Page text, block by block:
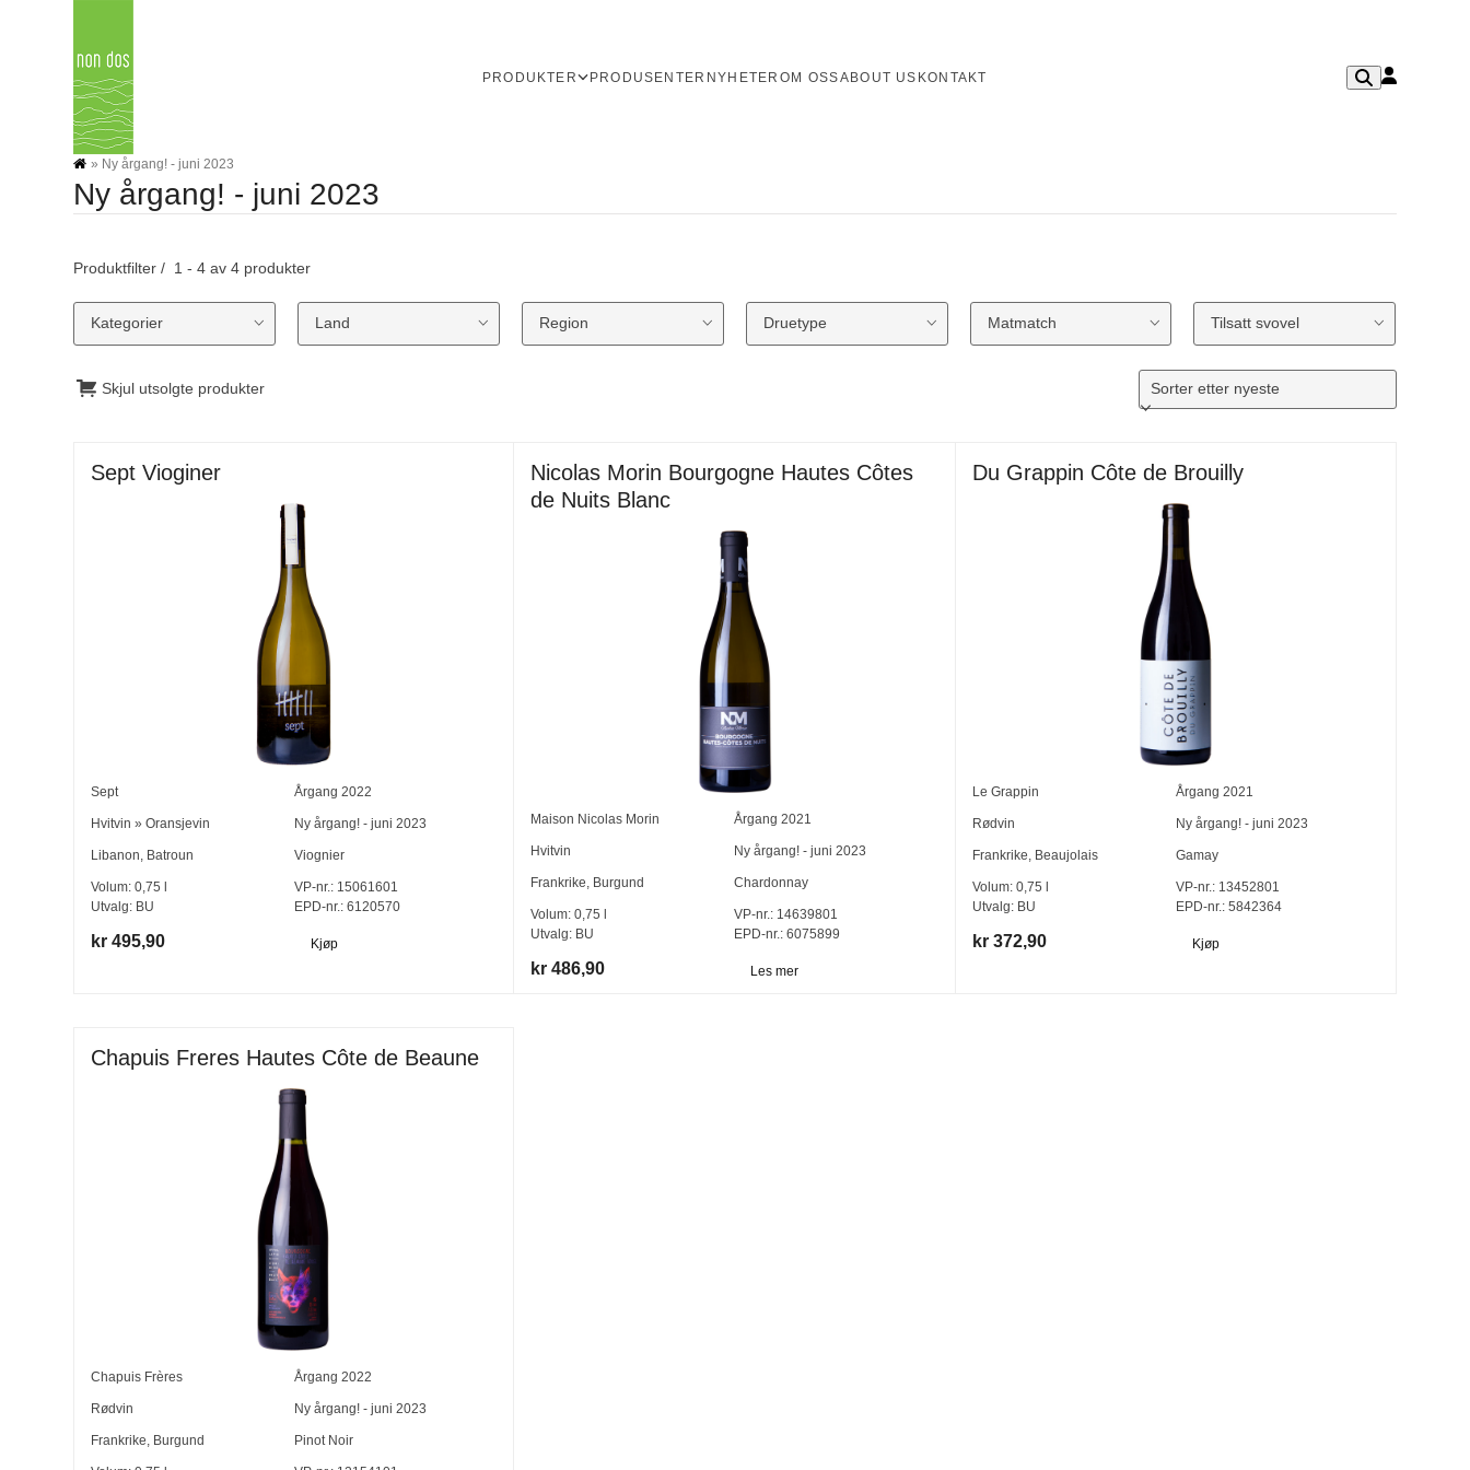
PRODUKTER PRODUSENTER NYHETER OM OSSABOUT US KONTAKT
» Ny årgang! - juni 2023
Ny årgang! - juni 2023
Produktfilter 1 - 4 av 4 produkter
Kategorier Land Region Druetype Matmatch Tilsatt svovel
Skjul utsolgte produkter
Sept Vioginer
Sept Årgang 2022
Hvitvin »Oransjevin Ny årgang! - juni 2023
Libanon, Batroun Viognier
Volum:0,75
Utvalg: BU
VP-nr.:15061601
EPD-nr.: 6120570
kr 495,90 Kjøp
Nicolas Morin Bourgogne Hautes Côtes
de Nuits Blanc
Maison Nicolas Morin Årgang2021
Hvitvin Ny årgang! - juni 2023
Frankrike, Burgund Chardonnay
Volum:0,75
Utvalg: BU
VP-nr.: 14639801
EPD-nr.: 6075899
kr 486,90 Les mer
Du Grappin Côte de Brouilly
Le Grappin Årgang 2021
Rødvin Ny årgang! - juni 2023
Frankrike, Beaujolais Gamay
Volum: 0,75
Utvalg: BU
VP-nr.:13452801
EPD-nr.: 5842364
kr 372,90 Kjøp
Chapuis Freres Hautes Côte de Beaune
Chapuis Frères Årgang 2022
Rødvin Ny årgang! - juni 2023
Frankrike, Burgund Pinot Noir